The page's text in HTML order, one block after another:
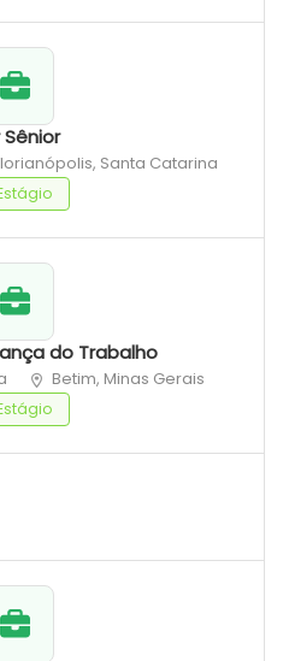
Santa Catarina
do Trabalho
Betim, Minas Gerais